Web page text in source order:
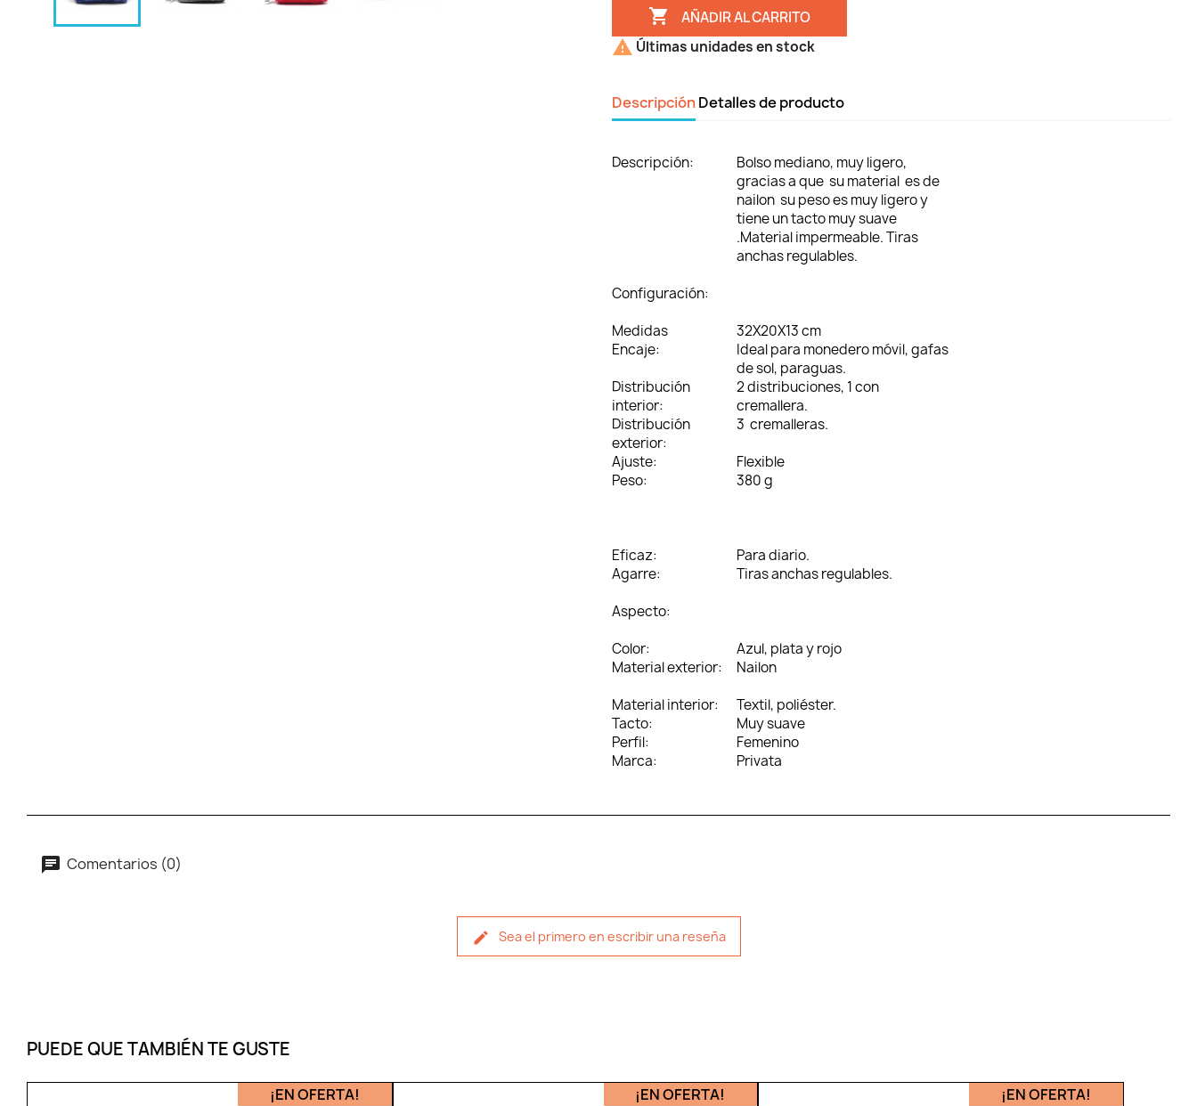
 AÑADIR AL CARRITO
 Últimas unidades en stock
DescripciónDetalles de producto
Descripción:
Bolso mediano, muy ligero,
gracias a que su material es de
nailon su peso es muy ligero y
tiene un tacto muy suave
.Material impermeable. Tiras
anchas regulables.
Configuración:
Medidas
32X20X13 cm
Encaje:
Ideal para monedero móvil, gafas
de sol, paraguas.
Distribución
interior:
2 distribuciones, 1 con
cremallera.
Distribución
exterior:
3 cremalleras.
Ajuste:
Flexible
Peso:
380 g
Eficaz:
Para diario.
Agarre:
Tiras anchas regulables.
Aspecto:
Color:
Azul, plata y rojo
Material exterior:
Nailon
Material interior:
Textil, poliéster.
Tacto:
Muy suave
Perfil:
Femenino
Marca:
Privata
Comentarios (0)
Sea el primero en escribir una reseña
PUEDE QUE TAMBIÉN TE GUSTE
¡EN OFERTA!
¡EN OFERTA!
¡EN OFERTA!